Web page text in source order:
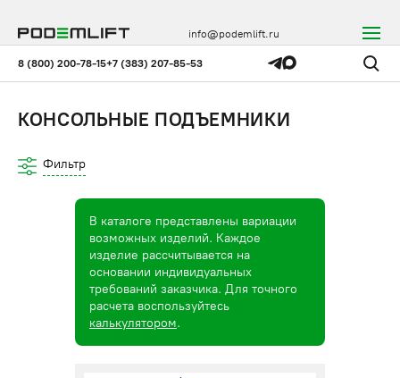
8 (800) 200-78-15+7 (383) 207-85-53
info@podemlift.ru
КОНСОЛЬНЫЕ ПОДЪЕМНИКИ
Фильтр
В каталоге представлены вариации
возможных изделий. Каждое
изделие рассчитывается на
основании индивидуальных
требований заказчика. Для точного
расчета воспользуйтесь
калькулятором.